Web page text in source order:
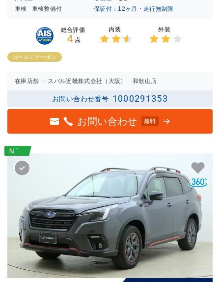
車検
車検整備付 保証付：12ヶ月・走行無制限
総合評価
4 点
内装 外装
ゴールドクーポン
在庫店舗 スバル近畿株式会社（大阪） 和歌山店
お問い合わせ番号 1000291353
お問い合わせ 無料